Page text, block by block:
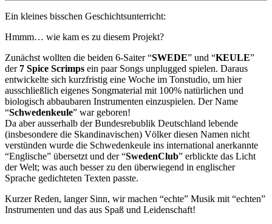
Ein kleines bisschen Geschichtsunterricht:
Hmmm… wie kam es zu diesem Projekt?
Zunächst wollten die beiden 6-Saiter “SWEDE” und “KEULE”
der 7 Spice Scrimps ein paar Songs unplugged spielen. Daraus
entwickelte sich kurzfristig eine Woche im Tonstudio, um hier
ausschließlich eigenes Songmaterial mit 100% natürlichen und
biologisch abbaubaren Instrumenten einzuspielen. Der Name
“Schwedenkeule” war geboren!
Da aber ausserhalb der Bundesrebublik Deutschland lebende
(insbesondere die Skandinavischen) Völker diesen Namen nicht
verstünden wurde die Schwedenkeule ins international anerkannte
“Englische” übersetzt und der “SwedenClub” erblickte das Licht
der Welt; was auch besser zu den überwiegend in englischer
Sprache gedichteten Texten passte.
Kurzer Reden, langer Sinn, wir machen “echte” Musik mit “echten”
Instrumenten und das aus Spaß und Leidenschaft!